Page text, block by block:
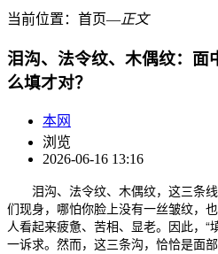
当前位置： 首页―正文
泪沟、法令纹、木偶纹：面
么填才对？
本网
浏览
2026-06-16 13:16
泪沟、法令纹、木偶纹，这三条
们现身，哪怕你脸上没有一丝皱纹，
人看起来疲惫、苦相、显老。因此，“
一诉求。然而，这三条沟，恰恰是面部